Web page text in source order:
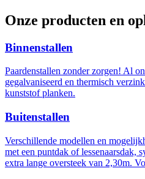
Onze producten en
Binnenstallen
Paardenstallen zonder zorgen! Al
gegalvaniseerd en thermisch
kunststof planken.
Buitenstallen
Verschillende modellen en
met een puntdak of lessenaarsdak,
extra lange oversteek van 2,30m.